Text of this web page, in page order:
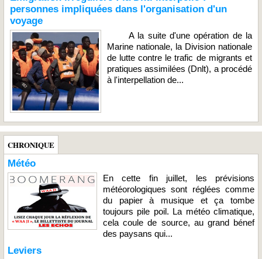
personnes impliquées dans l'organisation d'un
voyage
A la suite d'une opération de la
Marine nationale, la Division nationale
de lutte contre le trafic de migrants et
pratiques assimilées (Dnlt), a procédé
à l'interpellation de...
CHRONIQUE
Météo
En cette fin juillet, les prévisions
météorologiques sont réglées comme
du papier à musique et ça tombe
toujours pile poil. La météo climatique,
cela coule de source, au grand bénef
des paysans qui...
Leviers